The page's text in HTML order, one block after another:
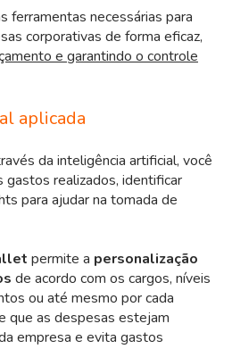
ferramentas necessárias para
corporativas de forma eficaz,
e garantindo o controle
aplicada
da inteligência artificial, você
gastos realizados, identificar
para ajudar na tomada de
permite a personalização
de acordo com os cargos, níveis
ou até mesmo por cada
que as despesas estejam
empresa e evita gastos